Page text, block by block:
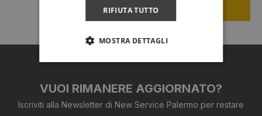
VUOI RIMANERE AGGIORNATO?
Iscriviti alla Newsletter di New Service Palermo per restare
RIFIUTA TUTTO
MOSTRA DETTAGLI